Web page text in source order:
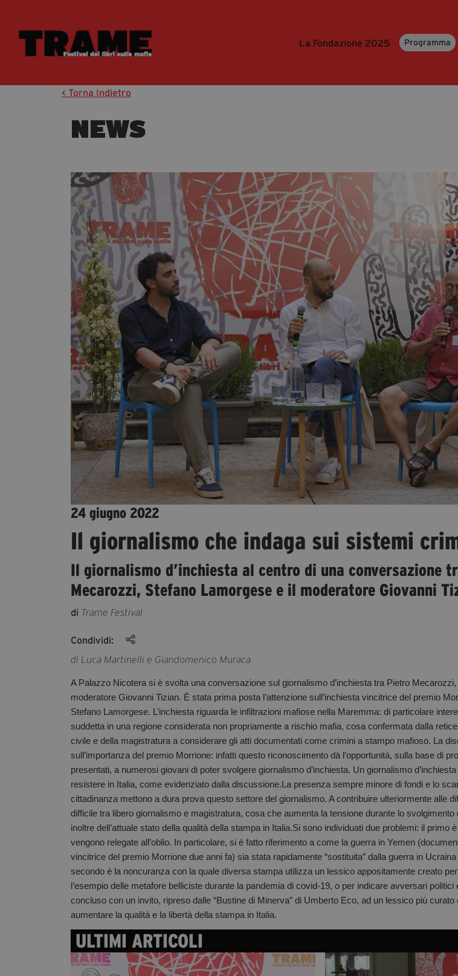
La Fondazione 2025 Programma
< Torna Indietro
NEWS
24 giugno 2022
Il giornalismo che indaga sui sistemi
Il giornalismo d’inchiesta al centro di una conversazione
Mecarozzi, Stefano Lamorgese e il moderatore Giovanni
di Trame Festival
Condividi:
di Luca Martinelli e Giandomenico Muraca
A Palazzo Nicotera si è svolta una conversazione sul giornalismo d’inchiesta tra Pietro
moderatore Giovanni Tizian. È stata prima posta l’attenzione sull’inchiesta vincitrice del premio
Stefano Lamorgese. L’inchiesta riguarda le infiltrazioni mafiose nella Maremma: di particolare
suddetta in una regione considerata non propriamente a rischio mafia, cosa confermata dalla
civile e della magistratura a considerare gli atti documentati come crimini a stampo mafioso. La
sull’importanza del premio Morrione: infatti questo riconoscimento dà l’opportunità, sulla base di
presentati, a numerosi giovani di poter svolgere giornalismo d’inchiesta. Un giornalismo
resistere in Italia, come evidenziato dalla discussione.La presenza sempre minore di fondi e lo
cittadinanza mettono a dura prova questo settore del giornalismo. A contribuire ulteriormente alle
difficile tra libero giornalismo e magistratura, cosa che aumenta la tensione durante lo
inoltre dell’attuale stato della qualità della stampa in Italia.Si sono individuati due problemi: il primo
vengono relegate all’oblio. In particolare, si è fatto riferimento a come la guerra in Yemen
vincitrice del premio Morrione due anni fa) sia stata rapidamente “sostituita” dalla guerra in Ucraina
secondo è la noncuranza con la quale diversa stampa utilizza un lessico appositamente creato
l’esempio delle metafore belliciste durante la pandemia di covid-19, o per indicare avversari politici
concluso con un invito, ripreso dalle “Bustine di Minerva” di Umberto Eco, ad un lessico più
aumentare la qualità e la libertà della stampa in Italia.
ULTIMI ARTICOLI